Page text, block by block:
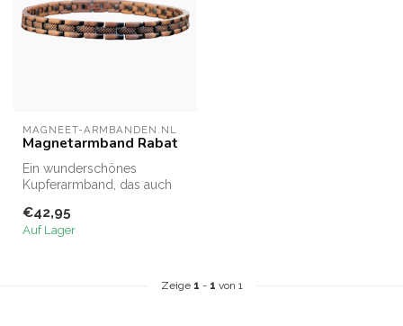
MAGNEET-ARMBANDEN.NL
Magnetarmband Rabat
Ein wunderschönes
Kupferarmband, das auch
werden kann.
€42,95
Auf Lager
Zeige 1 - 1 von 1